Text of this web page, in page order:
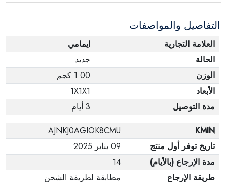
التفاصيل والمواصفات
العلامة التجارية
ايمامي
الحالة
جديد
الوزن
1.00 كجم
الأبعاد
1X1X1
مدة التوصيل
3 أيام
KMIN
AJNKJ0AGIOK8CMU
تاريخ توفر أول منتج
09 يناير 2025
مدة الإرجاع (بالأيام)
14
طريقة الإرجاع
مطابقة لطريقة الشحن